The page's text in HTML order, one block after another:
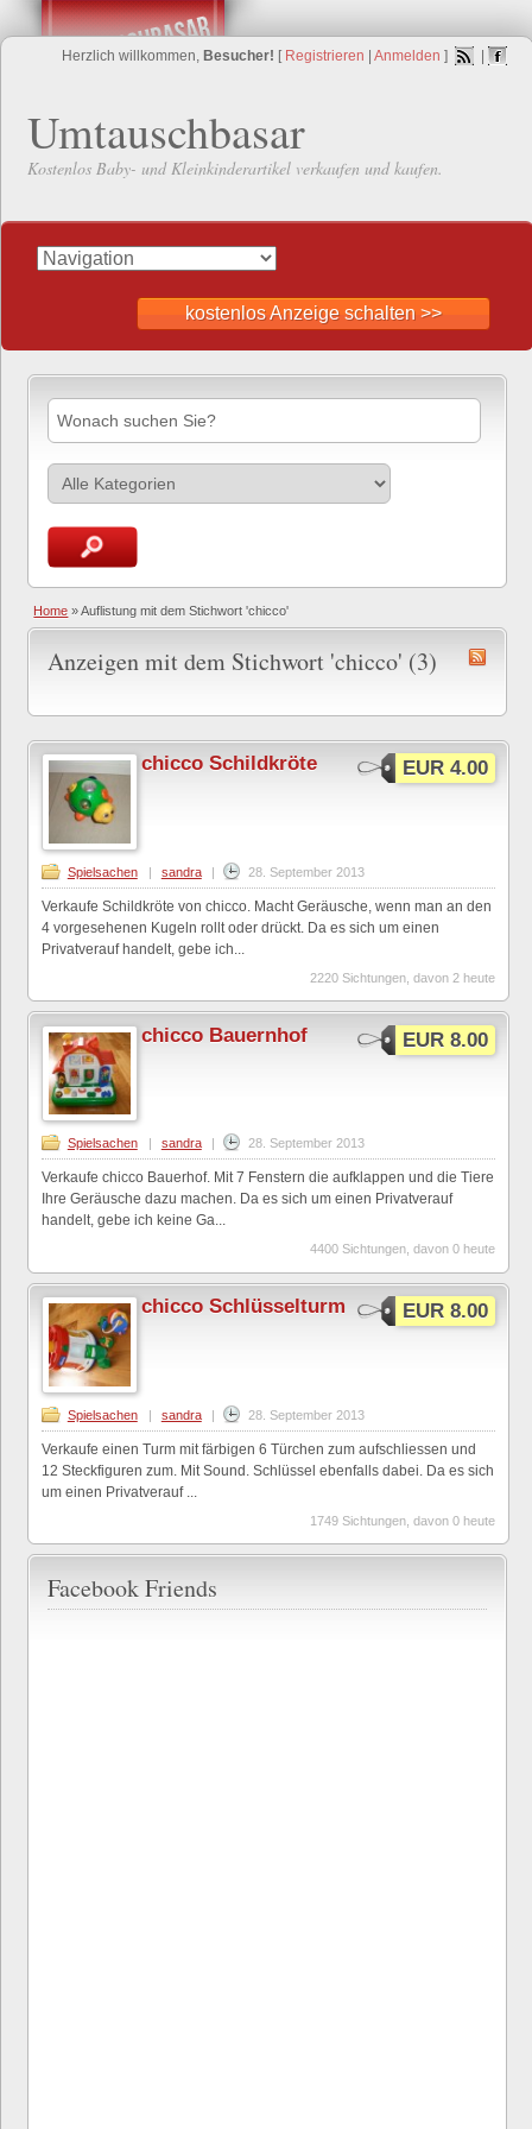
Herzlich willkommen, Besucher! [ Registrieren Anmelden ]
Umtauschbasar
Kostenlos Baby- und Kleinkinderartikel verkaufen und kaufen.
kostenlos Anzeige schalten >>
Home »Auflistung mit dem Stichwort 'chicco'
Anzeigen mit dem Stichwort 'chicco' (3)
EUR 4.00
chicco Schildkröte
Spielsachen | sandra | 28. September 2013
Verkaufe Schildkröte von chicco. Macht Geräusche, wenn man an den
4 vorgesehenen Kugeln rollt oder drückt. Da es sich um einen
Privatverauf handelt, gebe ich...
2220 Sichtungen, davon 2 heute
EUR 8.00
chicco Bauernhof
Spielsachen sandra 28. September 2013
Verkaufe chicco Bauerhof. Mit 7 Fenstern die aufklappen und die Tiere
Ihre Geräusche dazu machen. Da es sich um einen Privatverauf
handelt, gebe ich keine Ga...
4400 Sichtungen, davon 0 heute
EUR 8.00
chicco Schlüsselturm
Spielsachen | sandra | 28. September 2013
Verkaufe einen Turm mit färbigen 6 Türchen zum aufschliessen und
12 Steckfiguren zum. Mit Sound. Schlüssel ebenfalls dabei. Da es sich
um einen Privatverauf ...
1749 Sichtungen, davon 0 heute
Facebook Friends